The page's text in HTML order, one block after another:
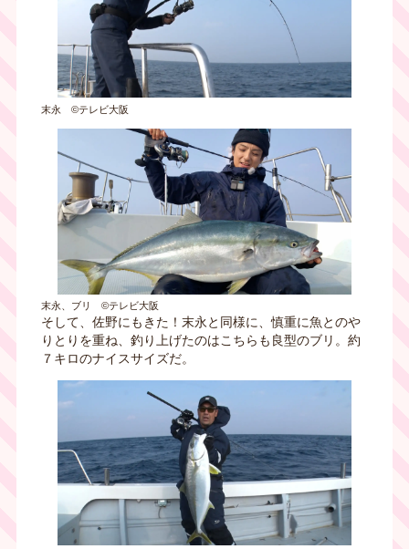
末永 ©テレビ大阪
末永、ブリ ©テレビ大阪
そして、佐野にもきた！末永と同様に、慎重に魚とのや
りとりを重ね、釣り上げたのはこちらも良型のブリ。約
７キロのナイスサイズだ。